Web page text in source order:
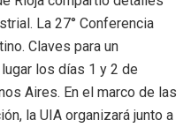
La 27° Conferencia
Claves para un
lugar los días 1 y 2 de
Aires. En el marco de las
la UIA organizará junto a